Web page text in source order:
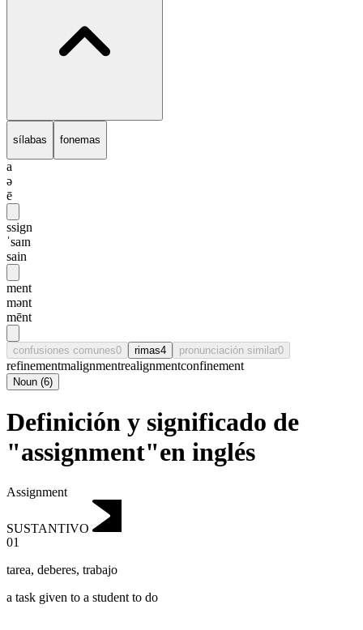
sílabas fonemas
a
ə
ē
ssign
ˈsaɪn
sain
ment
mənt
mēnt
confusiones comunes0 rimas4 pronunciación similar0
refinementmalignmentrealignmentconfinement
Noun (6)
Definición y significado de
"assignment"en inglés
Assignment
SUSTANTIVO
01
tarea, deberes, trabajo
a task given to a student to do